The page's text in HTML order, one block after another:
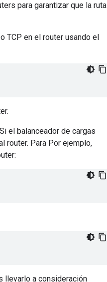
para garantizar que la ruta
TCP en el router usando el
el balanceador de cargas
router. Para Por ejemplo,
llevarlo a consideración